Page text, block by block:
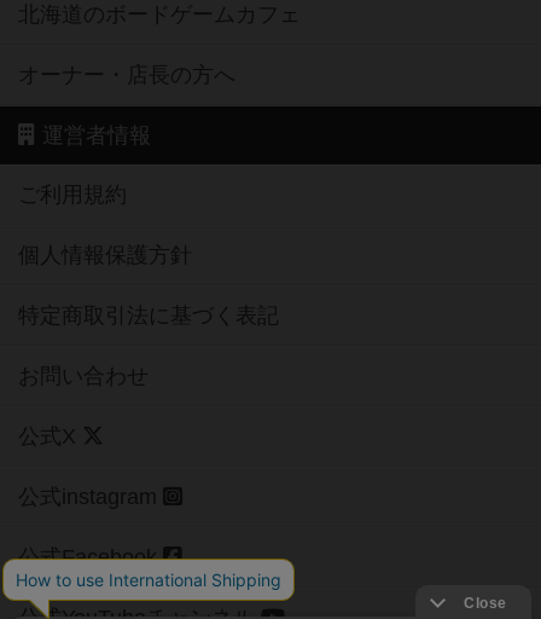
北海道のボードゲームカフェ
オーナー・店長の方へ
運営者情報
ご利用規約
個人情報保護方針
特定商取引法に基づく表記
お問い合わせ
公式X
公式instagram
公式Facebook